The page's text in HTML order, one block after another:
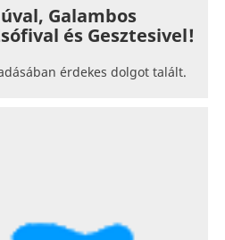
Galambos
és Gesztesivel!
érdekes dolgot talált.